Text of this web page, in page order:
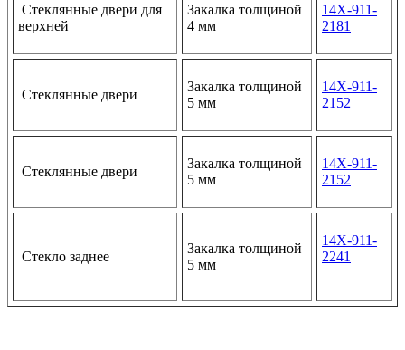
Стеклянные двери для
верхней
Закалка толщиной
4 мм
14X-911-
2181
Стеклянные двери
Закалка толщиной
5 мм
14X-911-
2152
Стеклянные двери
Закалка толщиной
5 мм
14X-911-
2152
Стекло заднее
Закалка толщиной
5 мм
14X-911-
2241